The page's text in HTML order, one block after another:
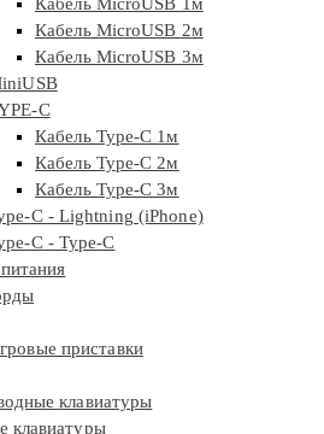
Кабель MicroUSB 2м
Кабель MicroUSB 3м
C
Кабель Type-C 1м
Кабель Type-C 2м
Кабель Type-C 3м
C - Lightning (iPhone)
C - Type-C
приставки
клавиатуры
клавиатуры